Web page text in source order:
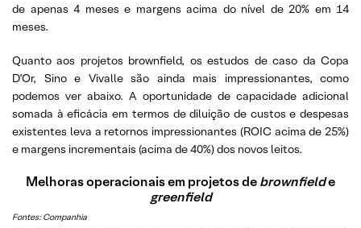
de apenas 4 meses e margens acima do nível de 20% em 14
meses.
Quanto aos projetos brownfield, os estudos de caso da Copa
D’Or, Sino e Vivalle são ainda mais impressionantes, como
podemos ver abaixo. A oportunidade de capacidade adicional
somada à eficácia em termos de diluição de custos e despesas
existentes leva a retornos impressionantes (ROIC acima de 25%)
e margens incrementais (acima de 40%) dos novos leitos.
Melhoras operacionais em projetos debrownfielde
greenfield
Fontes: Companhia